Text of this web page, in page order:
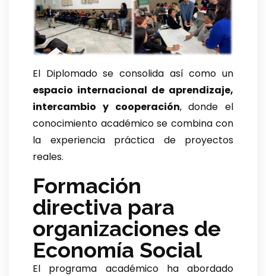
El Diplomado se consolida así como un
espacio internacional de aprendizaje,
intercambio y cooperación, donde el
conocimiento académico se combina con
la experiencia práctica de proyectos
reales.
Formación
directiva para
organizaciones de
Economía Social
El programa académico ha abordado